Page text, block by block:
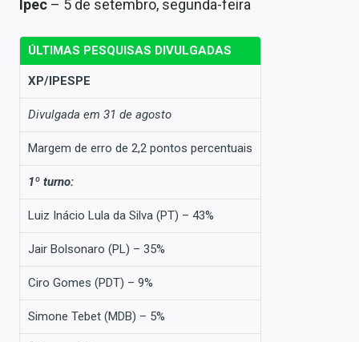
Ipec – 5 de setembro, segunda-feira
ÚLTIMAS PESQUISAS DIVULGADAS
XP/IPESPE
Divulgada em 31 de agosto
Margem de erro de 2,2 pontos percentuais
1º turno:
Luiz Inácio Lula da Silva (PT) – 43%
Jair Bolsonaro (PL) – 35%
Ciro Gomes (PDT) – 9%
Simone Tebet (MDB) – 5%